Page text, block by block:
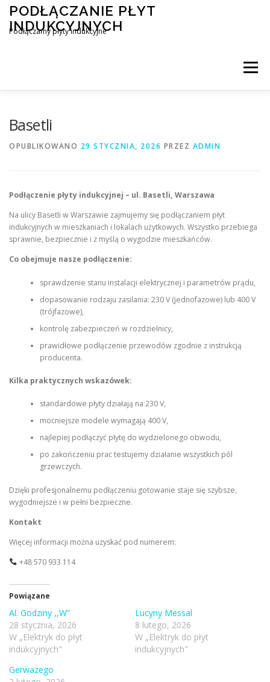
Przejdź
treści
PODŁĄCZANIE PŁYT
INDUKCYJNYCH
Podłączamy płyty indukcyjne
Menu
Basetli
OPUBLIKOWANO 29 STYCZNIA, 2026 PRZEZ ADMIN
Podłączenie płyty indukcyjnej – ul. Basetli, Warszawa
Na ulicy Basetli w Warszawie zajmujemy się podłączaniem płyt
indukcyjnych w mieszkaniach i lokalach użytkowych. Wszystko przebiega
sprawnie, bezpiecznie i z myślą o wygodzie mieszkańców.
Co obejmuje nasze podłączenie:
sprawdzenie stanu instalacji elektrycznej i parametrów prądu,
dopasowanie rodzaju zasilania: 230 V (jednofazowe) lub 400 V
(trójfazowe),
kontrolę zabezpieczeń w rozdzielnicy,
prawidłowe podłączenie przewodów zgodnie z instrukcją
producenta.
Kilka praktycznych wskazówek:
standardowe płyty działają na 230 V,
mocniejsze modele wymagają 400 V,
najlepiej podłączyć płytę do wydzielonego obwodu,
po zakończeniu prac testujemy działanie wszystkich pól
grzewczych.
Dzięki profesjonalnemu podłączeniu gotowanie staje się szybsze,
wygodniejsze i w pełni bezpieczne.
Kontakt
Więcej informacji można uzyskać pod numerem:
+48 570 933 114
Powiązane
Al. Godziny ,,W”
28 stycznia, 2026
W „Elektryk do płyt
indukcyjnych"
Lucyny Messal
8 lutego, 2026
W „Elektryk do płyt
indukcyjnych"
Gerwazego